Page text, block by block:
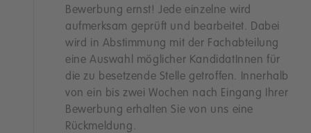
Bewerbung ernst! Jede einzelne wird
aufmerksam geprüft und bearbeitet. Dabei
wird in Abstimmung mit der Fachabteilung
eine Auswahl möglicher KandidatInnen für
die zu besetzende Stelle getroffen. Innerhalb
von ein bis zwei Wochen nach Eingang Ihrer
Bewerbung erhalten Sie von uns eine
Rückmeldung.